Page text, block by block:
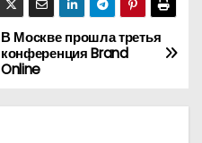
В Москве прошла третья
конференция Brand
Online